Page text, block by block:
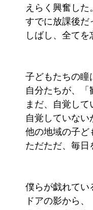
えらく興奮した。
すでに放課後だ
しばし、全てを
子どもたちの瞳
自分たちが、「
まだ、自覚して
自覚していない
他の地域の子ど
ただただ、毎日
僕らが戯れてい
ドアの影から、